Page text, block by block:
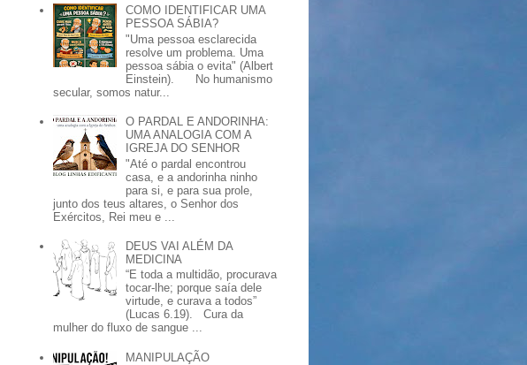
COMO IDENTIFICAR UMA
PESSOA SÁBIA?
"Uma pessoa esclarecida
resolve um problema. Uma
pessoa sábia o evita" (Albert
Einstein). No humanismo
secular, somos natur...
O PARDAL E ANDORINHA:
UMA ANALOGIA COM A
IGREJA DO SENHOR
"Até o pardal encontrou
casa, e a andorinha ninho
para si, e para sua prole,
junto dos teus altares, o Senhor dos
Exércitos, Rei meu e ...
DEUS VAI ALÉM DA
MEDICINA
“E toda a multidão, procurava
tocar-lhe; porque saía dele
virtude, e curava a todos”
(Lucas 6.19). Cura da
mulher do fluxo de sangue ...
MANIPULAÇÃO